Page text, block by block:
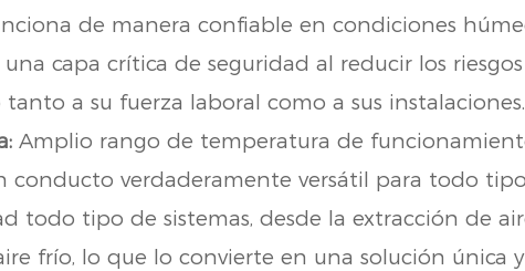
de manera confiable en condiciones
capa crítica de seguridad al reducir los
a su fuerza laboral como a sus instalaciones.
Amplio rango de temperatura de funcionamiento
conducto verdaderamente versátil para todo
todo tipo de sistemas, desde la extracción de
frío, lo que lo convierte en una solución única